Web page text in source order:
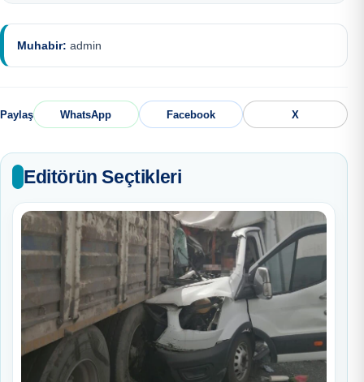
Muhabir: admin
Paylaş WhatsApp Facebook X
Editörün Seçtikleri